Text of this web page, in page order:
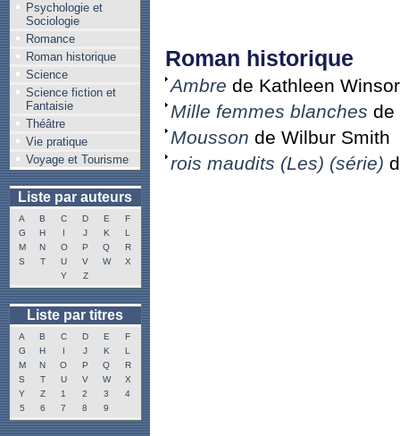
Psychologie et
Sociologie
Romance
Roman historique
Science
Science fiction et
Fantaisie
Théâtre
Vie pratique
Voyage et Tourisme
Liste par auteurs
A B C D E
F
G
H I J K
L
M
N O P Q
R
S
T U V W
X
Y
Z
Liste par titres
A B C D E
F
G
H I J K
L
M
N O P Q
R
S
T U V W
X
Y
Z 1 2 3
4
5
6 7 8 9
Roman historique
Ambre de Kathleen Winsor
Mille femmes blanches de
Mousson de Wilbur Smith
rois maudits (Les) (série)